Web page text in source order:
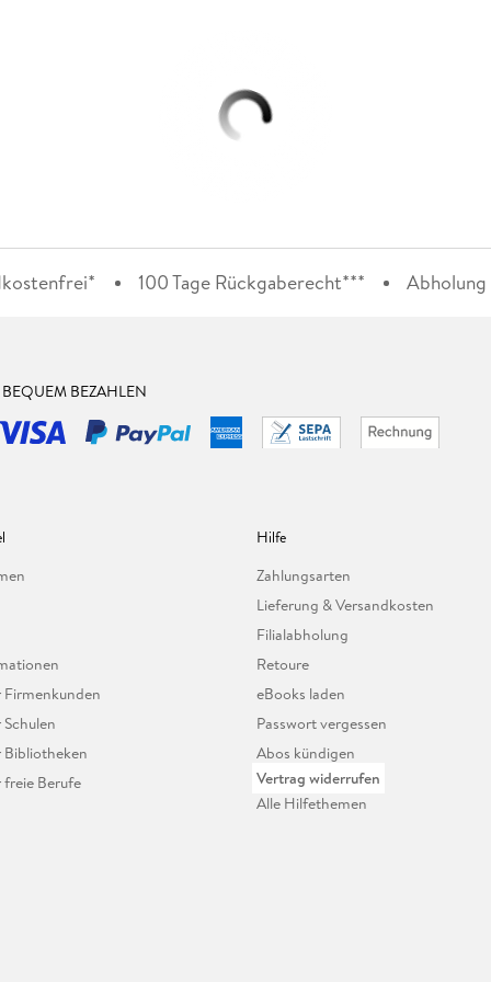
100 Tage Rückgaberecht*** Abholung
BEZAHLEN
Firmenkunden
Bibliotheken
freie Berufe
Hilfe
Zahlungsarten
Lieferung & Versandkosten
Filialabholung
Retoure
eBooks laden
Passwort vergessen
Abos kündigen
Vertrag widerrufen
Alle Hilfethemen